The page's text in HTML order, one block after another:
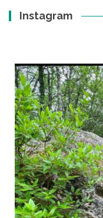
Instagram